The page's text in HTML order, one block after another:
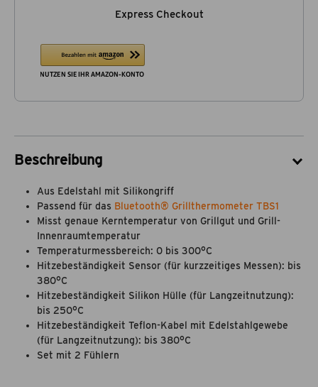
Express Checkout
Beschreibung
Aus Edelstahl mit Silikongriff
Passend für das Bluetooth® Grillthermometer TBS1
Misst genaue Kerntemperatur von Grillgut und Grill-
Innenraumtemperatur
Temperaturmessbereich: 0 bis 300°C
Hitzebeständigkeit Sensor (für kurzzeitiges Messen): bis
380°C
Hitzebeständigkeit Silikon Hülle (für Langzeitnutzung):
bis 250°C
Hitzebeständigkeit Teflon-Kabel mit Edelstahlgewebe
(für Langzeitnutzung): bis 380°C
Set mit 2 Fühlern